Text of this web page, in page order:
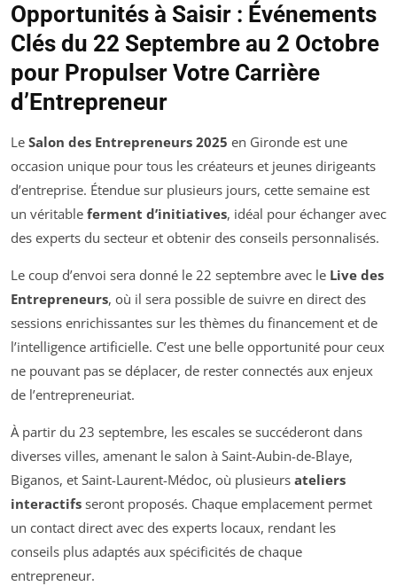
Opportunités à Saisir : Événements
Clés du 22 Septembre au 2 Octobre
pour Propulser Votre Carrière
d’Entrepreneur
Le Salon des Entrepreneurs 2025 en Gironde est une
occasion unique pour tous les créateurs et jeunes dirigeants
d’entreprise. Étendue sur plusieurs jours, cette semaine est
un véritable ferment d’initiatives, idéal pour échanger avec
des experts du secteur et obtenir des conseils personnalisés.
Le coup d’envoi sera donné le 22 septembre avec le Live des
Entrepreneurs, où il sera possible de suivre en direct des
sessions enrichissantes sur les thèmes du financement et de
l’intelligence artificielle. C’est une belle opportunité pour ceux
ne pouvant pas se déplacer, de rester connectés aux enjeux
de l’entrepreneuriat.
À partir du 23 septembre, les escales se succéderont dans
diverses villes, amenant le salon à Saint-Aubin-de-Blaye,
Biganos, et Saint-Laurent-Médoc, où plusieurs ateliers
interactifs seront proposés. Chaque emplacement permet
un contact direct avec des experts locaux, rendant les
conseils plus adaptés aux spécificités de chaque
entrepreneur.